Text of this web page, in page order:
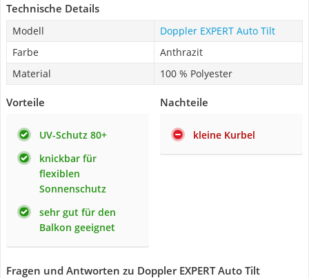
Technische Details
Modell
Doppler EXPERT Auto Tilt
Farbe
Anthrazit
Material
100 % Polyester
Vorteile
UV-Schutz 80+
knickbar für
flexiblen
Sonnenschutz
sehr gut für den
Balkon geeignet
Nachteile
kleine Kurbel
Fragen und Antworten zu Doppler EXPERT Auto Tilt